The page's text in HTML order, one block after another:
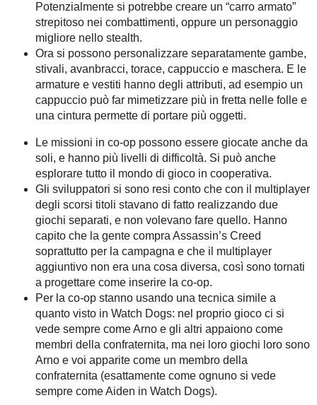
Potenzialmente si potrebbe creare un “carro armato”
strepitoso nei combattimenti, oppure un personaggio
migliore nello stealth.
Ora si possono personalizzare separatamente gambe,
stivali, avanbracci, torace, cappuccio e maschera. E le
armature e vestiti hanno degli attributi, ad esempio un
cappuccio può far mimetizzare più in fretta nelle folle e
una cintura permette di portare più oggetti.
Le missioni in co-op possono essere giocate anche da
soli, e hanno più livelli di difficoltà. Si può anche
esplorare tutto il mondo di gioco in cooperativa.
Gli sviluppatori si sono resi conto che con il multiplayer
degli scorsi titoli stavano di fatto realizzando due
giochi separati, e non volevano fare quello. Hanno
capito che la gente compra Assassin’s Creed
soprattutto per la campagna e che il multiplayer
aggiuntivo non era una cosa diversa, così sono tornati
a progettare come inserire la co-op.
Per la co-op stanno usando una tecnica simile a
quanto visto in Watch Dogs: nel proprio gioco ci si
vede sempre come Arno e gli altri appaiono come
membri della confraternita, ma nei loro giochi loro sono
Arno e voi apparite come un membro della
confraternita (esattamente come ognuno si vede
sempre come Aiden in Watch Dogs).